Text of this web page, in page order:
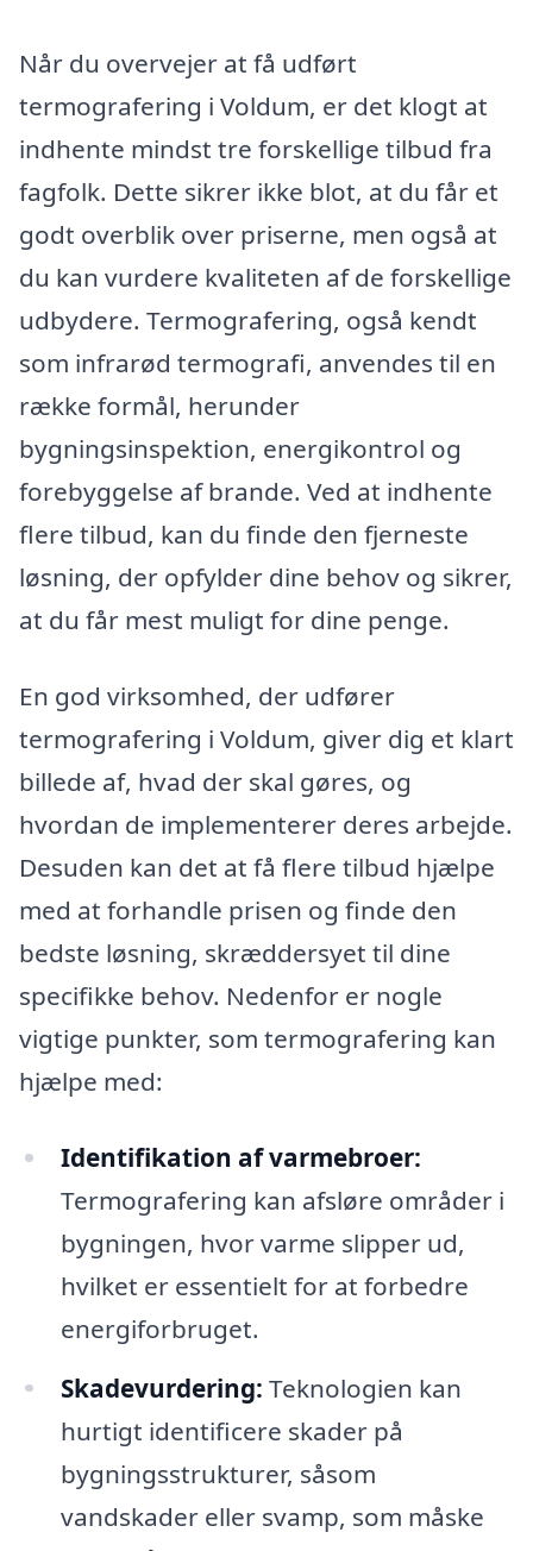
Når du overvejer at få udført
termografering i Voldum, er det klogt at
indhente mindst tre forskellige tilbud fra
fagfolk. Dette sikrer ikke blot, at du får et
godt overblik over priserne, men også at
du kan vurdere kvaliteten af de forskellige
udbydere. Termografering, også kendt
som infrarød termografi, anvendes til en
række formål, herunder
bygningsinspektion, energikontrol og
forebyggelse af brande. Ved at indhente
flere tilbud, kan du finde den fjerneste
løsning, der opfylder dine behov og sikrer,
at du får mest muligt for dine penge.
En god virksomhed, der udfører
termografering i Voldum, giver dig et klart
billede af, hvad der skal gøres, og
hvordan de implementerer deres arbejde.
Desuden kan det at få flere tilbud hjælpe
med at forhandle prisen og finde den
bedste løsning, skræddersyet til dine
specifikke behov. Nedenfor er nogle
vigtige punkter, som termografering kan
hjælpe med:
Identifikation af varmebroer:
Termografering kan afsløre områder i
bygningen, hvor varme slipper ud,
hvilket er essentielt for at forbedre
energiforbruget.
Skadevurdering: Teknologien kan
hurtigt identificere skader på
bygningsstrukturer, såsom
vandskader eller svamp, som måske